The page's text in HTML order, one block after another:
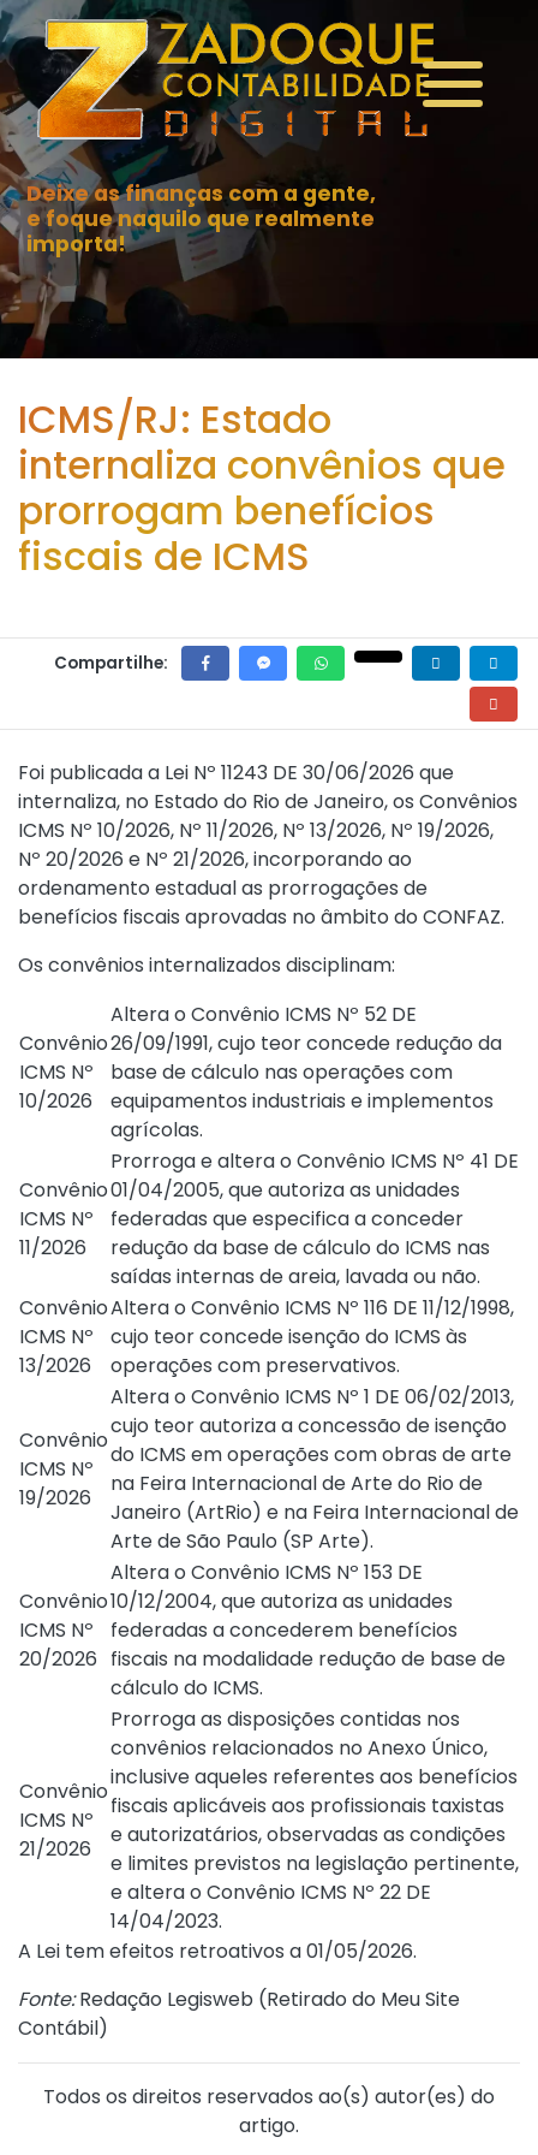
Deixe as finanças com a gente,
e foque naquilo que realmente
importa!
ICMS/RJ: Estado
internaliza convênios que
prorrogam benefícios
fiscais de ICMS
Compartilhe:
Foi publicada a Lei Nº 11243 DE 30/06/2026 que
internaliza, no Estado do Rio de Janeiro, os Convênios
ICMS Nº 10/2026, Nº 11/2026, Nº 13/2026, Nº 19/2026,
Nº 20/2026 e Nº 21/2026, incorporando ao
ordenamento estadual as prorrogações de
benefícios fiscais aprovadas no âmbito do CONFAZ.
Os convênios internalizados disciplinam:
Convênio
ICMS Nº
10/2026
Altera o Convênio ICMS Nº 52 DE
26/09/1991, cujo teor concede redução da
base de cálculo nas operações com
equipamentos industriais e implementos
agrícolas.
Convênio
ICMS Nº
11/2026
Prorroga e altera o Convênio ICMS Nº 41 DE
01/04/2005, que autoriza as unidades
federadas que especifica a conceder
redução da base de cálculo do ICMS nas
saídas internas de areia, lavada ou não.
Convênio
ICMS Nº
13/2026
Altera o Convênio ICMS Nº 116 DE 11/12/1998,
cujo teor concede isenção do ICMS às
operações com preservativos.
Convênio
ICMS Nº
19/2026
Altera o Convênio ICMS Nº 1 DE 06/02/2013,
cujo teor autoriza a concessão de isenção
do ICMS em operações com obras de arte
na Feira Internacional de Arte do Rio de
Janeiro (ArtRio) e na Feira Internacional de
Arte de São Paulo (SP Arte).
Convênio
ICMS Nº
20/2026
Altera o Convênio ICMS Nº 153 DE
10/12/2004, que autoriza as unidades
federadas a concederem benefícios
fiscais na modalidade redução de base de
cálculo do ICMS.
Convênio
ICMS Nº
21/2026
Prorroga as disposições contidas nos
convênios relacionados no Anexo Único,
inclusive aqueles referentes aos benefícios
fiscais aplicáveis aos profissionais taxistas
e autorizatários, observadas as condições
e limites previstos na legislação pertinente,
e altera o Convênio ICMS Nº 22 DE
14/04/2023.
A Lei tem efeitos retroativos a 01/05/2026.
Fonte:Redação Legisweb (Retirado do Meu Site
Contábil)
Todos os direitos reservados ao(s) autor(es) do
artigo.